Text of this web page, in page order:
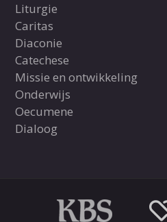
Liturgie
Caritas
Diaconie
Catechese
Missie en ontwikkeling
Onderwijs
Oecumene
Dialoog